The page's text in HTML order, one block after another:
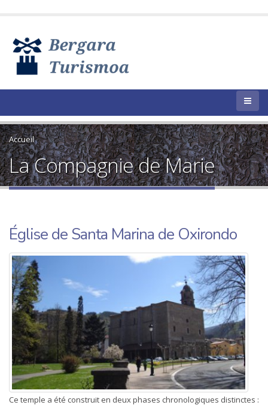
Accueil
La Compagnie de Marie
Église de Santa Marina de Oxirondo
Ce temple a été construit en deux phases chronologiques distinctes :